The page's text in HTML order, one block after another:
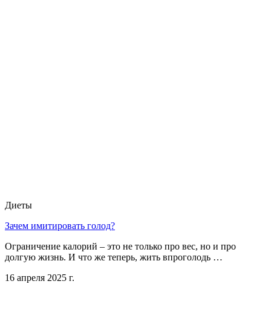
Диеты
Зачем имитировать голод?
Ограничение калорий – это не только про вес, но и про
долгую жизнь. И что же теперь, жить впроголодь …
16 апреля 2025 г.